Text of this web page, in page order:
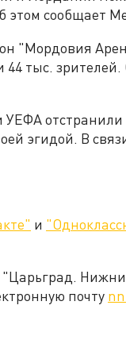
этом сообщает
"Мордовия
тыс. зрителей.
отстранили
эгидой. В
и
"Царьград.
почту